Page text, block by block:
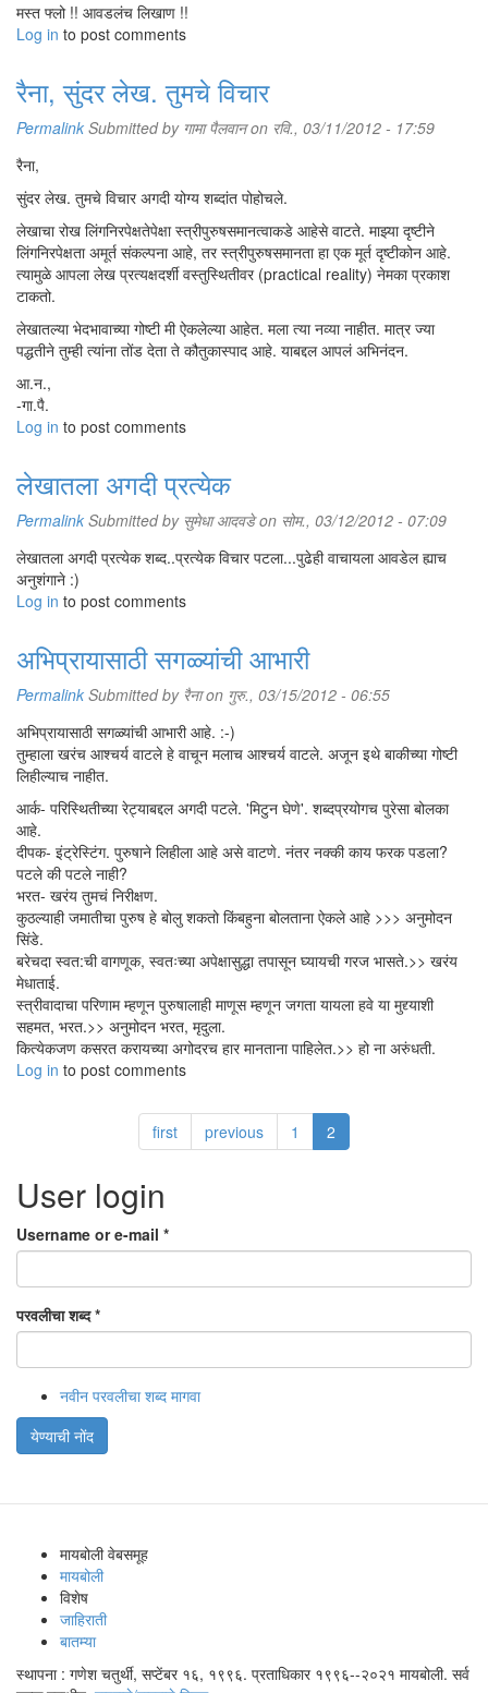
मस्त फ्लो !! आवडलंच लिखाण !!
Log in to post comments
रैना, सुंदर लेख. तुमचे विचार
Permalink Submitted by गामा पैलवानon रवि., 03/11/2012 - 17:59
रैना,
सुंदर लेख. तुमचे विचार अगदी योग्य शब्दांत पोहोचले.
लेखाचा रोख लिंगनिरपेक्षतेपेक्षा स्त्रीपुरुषसमानत्वाकडे आहेसे वाटते. माझ्या दृष्टीने
लिंगनिरपेक्षता अमूर्त संकल्पना आहे, तर स्त्रीपुरुषसमानता हा एक मूर्त दृष्टीकोन आहे.
त्यामुळे आपला लेख प्रत्यक्षदर्शी वस्तुस्थितीवर (practical reality) नेमका प्रकाश
टाकतो.
लेखातल्या भेदभावाच्या गोष्टी मी ऐकलेल्या आहेत. मला त्या नव्या नाहीत. मात्र ज्या
पद्धतीने तुम्ही त्यांना तोंड देता ते कौतुकास्पाद आहे. याबद्दल आपलं अभिनंदन.
आ.न.,
-गा.पै.
Log in to post comments
लेखातला अगदी प्रत्येक
Permalink Submitted by सुमेधा आदवडेon सोम., 03/12/2012 - 07:09
लेखातला अगदी प्रत्येक शब्द..प्रत्येक विचार पटला...पुढेही वाचायला आवडेल ह्याच
अनुशंगाने :)
Log in to post comments
अभिप्रायासाठी सगळ्यांची आभारी
Permalink Submitted by रैनाon गुरु., 03/15/2012 - 06:55
अभिप्रायासाठी सगळ्यांची आभारी आहे. :-)
तुम्हाला खरंच आश्चर्य वाटले हे वाचून मलाच आश्चर्य वाटले. अजून इथे बाकीच्या गोष्टी
लिहील्याच नाहीत.
आर्क- परिस्थितीच्या रेट्याबद्दल अगदी पटले. 'मिटुन घेणे'. शब्दप्रयोगच पुरेसा बोलका
आहे.
दीपक- इंट्रेस्टिंग. पुरुषाने लिहीला आहे असे वाटणे. नंतर नक्की काय फरक पडला?
पटले की पटले नाही?
भरत- खरंय तुमचं निरीक्षण.
कुठल्याही जमातीचा पुरुष हे बोलु शकतो किंबहुना बोलताना ऐकले आहे >>> अनुमोदन
सिंडे.
बरेचदा स्वत:ची वागणूक, स्वतःच्या अपेक्षासुद्धा तपासून घ्यायची गरज भासते.>> खरंय
मेधाताई.
स्त्रीवादाचा परिणाम म्हणून पुरुषालाही माणूस म्हणून जगता यायला हवे या मुद्द्याशी
सहमत, भरत.>> अनुमोदन भरत, मृदुला.
कित्येकजण कसरत करायच्या अगोदरच हार मानताना पाहिलेत.>> हो ना अरुंधती.
Log in to post comments
first previous 1 2
User login
Username or e-mail *
परवलीचा शब्द*
नवीन परवलीचा शब्द मागवा
येण्याची नोंद
मायबोली वेबसमूह
मायबोली
विशेष
जाहिराती
बातम्या
स्थापना : गणेश चतुर्थी, सप्टेंबर १६, १९९६. प्रताधिकार १९९६--२०२१ मायबोली. सर्व